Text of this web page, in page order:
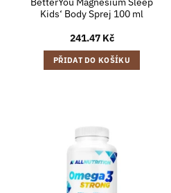
Kids‘ Body Sprej 100 ml
241.47 Kč
PŘIDAT DO KOŠÍKU